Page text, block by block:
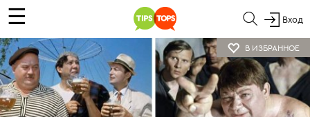
☰ Вход
В ИЗБРАННОЕ